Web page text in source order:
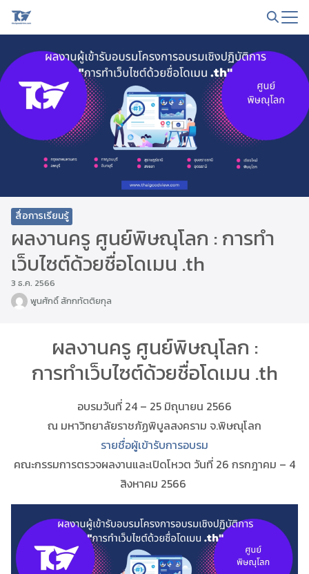
Skip
for:
สื่อการเรียนรู้
ผลงานครู ศูนย์พิษณุโลก : การทำ
เว็บไซต์ด้วยชื่อโดเมน .th
3 ธ.ค. 2566
พูนศักดิ์ สักกทัตติยกุล
ผลงานครู ศูนย์พิษณุโลก :
การทำเว็บไซต์ด้วยชื่อโดเมน .th
อบรมวันที่ 24 – 25 มิถุนายน 2566
ณ มหาวิทยาลัยราชภัฏพิบูลสงคราม จ.พิษณุโลก
รายชื่อผู้เข้ารับการอบรม
คณะกรรมการตรวจผลงานและเปิดโหวต วันที่ 26 กรกฎาคม – 4
สิงหาคม 2566